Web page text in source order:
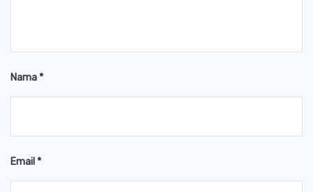
Nama*
Email *